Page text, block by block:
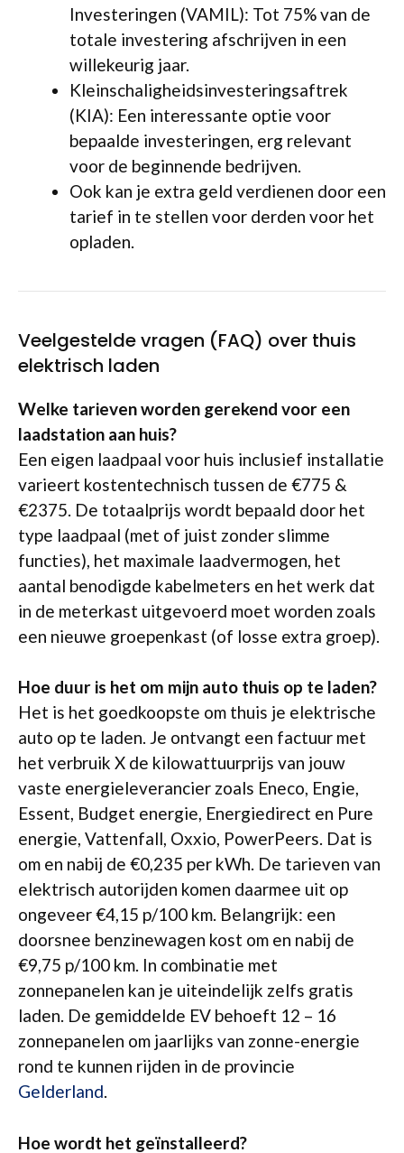
Investeringen (VAMIL): Tot 75% van de
totale investering afschrijven in een
willekeurig jaar.
Kleinschaligheidsinvesteringsaftrek
(KIA): Een interessante optie voor
bepaalde investeringen, erg relevant
voor de beginnende bedrijven.
Ook kan je extra geld verdienen door een
tarief in te stellen voor derden voor het
opladen.
Veelgestelde vragen (FAQ) over thuis
elektrisch laden
Welke tarieven worden gerekend voor een
laadstation aan huis?
Een eigen laadpaal voor huis inclusief installatie
varieert kostentechnisch tussen de €775 &
€2375. De totaalprijs wordt bepaald door het
type laadpaal (met of juist zonder slimme
functies), het maximale laadvermogen, het
aantal benodigde kabelmeters en het werk dat
in de meterkast uitgevoerd moet worden zoals
een nieuwe groepenkast (of losse extra groep).
Hoe duur is het om mijn auto thuis op te laden?
Het is het goedkoopste om thuis je elektrische
auto op te laden. Je ontvangt een factuur met
het verbruik X de kilowattuurprijs van jouw
vaste energieleverancier zoals Eneco, Engie,
Essent, Budget energie, Energiedirect en Pure
energie, Vattenfall, Oxxio, PowerPeers. Dat is
om en nabij de €0,235 per kWh. De tarieven van
elektrisch autorijden komen daarmee uit op
ongeveer €4,15 p/100 km. Belangrijk: een
doorsnee benzinewagen kost om en nabij de
€9,75 p/100 km. In combinatie met
zonnepanelen kan je uiteindelijk zelfs gratis
laden. De gemiddelde EV behoeft 12 – 16
zonnepanelen om jaarlijks van zonne-energie
rond te kunnen rijden in de provincie
Gelderland.
Hoe wordt het geïnstalleerd?